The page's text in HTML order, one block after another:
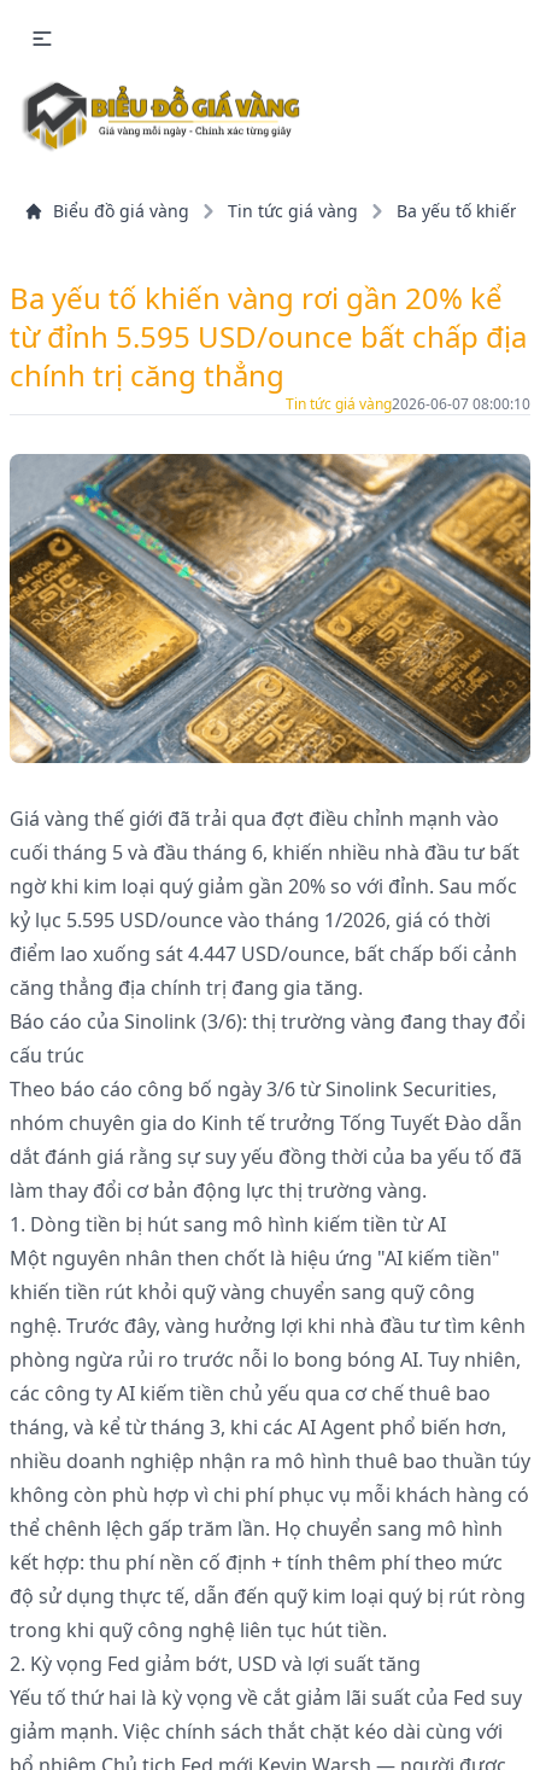
Biểu đồ giá vàng Tin tức giá vàng Ba yếu tố khiến
Ba yếu tố khiến vàng rơi gần 20% kể
từ đỉnh 5.595 USD/ounce bất chấp địa
chính trị căng thẳng
Tin tức giá vàng2026-06-07 08:00:10
Giá vàng thế giới đã trải qua đợt điều chỉnh mạnh vào
cuối tháng 5 và đầu tháng 6, khiến nhiều nhà đầu tư bất
ngờ khi kim loại quý giảm gần 20% so với đỉnh. Sau mốc
kỷ lục 5.595 USD/ounce vào tháng 1/2026, giá có thời
điểm lao xuống sát 4.447 USD/ounce, bất chấp bối cảnh
căng thẳng địa chính trị đang gia tăng.
Báo cáo của Sinolink (3/6): thị trường vàng đang thay đổi
cấu trúc
Theo báo cáo công bố ngày 3/6 từ Sinolink Securities,
nhóm chuyên gia do Kinh tế trưởng Tống Tuyết Đào dẫn
dắt đánh giá rằng sự suy yếu đồng thời của ba yếu tố đã
làm thay đổi cơ bản động lực thị trường vàng.
1. Dòng tiền bị hút sang mô hình kiếm tiền từ AI
Một nguyên nhân then chốt là hiệu ứng "AI kiếm tiền"
khiến tiền rút khỏi quỹ vàng chuyển sang quỹ công
nghệ. Trước đây, vàng hưởng lợi khi nhà đầu tư tìm kênh
phòng ngừa rủi ro trước nỗi lo bong bóng AI. Tuy nhiên,
các công ty AI kiếm tiền chủ yếu qua cơ chế thuê bao
tháng, và kể từ tháng 3, khi các AI Agent phổ biến hơn,
nhiều doanh nghiệp nhận ra mô hình thuê bao thuần túy
không còn phù hợp vì chi phí phục vụ mỗi khách hàng có
thể chênh lệch gấp trăm lần. Họ chuyển sang mô hình
kết hợp: thu phí nền cố định + tính thêm phí theo mức
độ sử dụng thực tế, dẫn đến quỹ kim loại quý bị rút ròng
trong khi quỹ công nghệ liên tục hút tiền.
2. Kỳ vọng Fed giảm bớt, USD và lợi suất tăng
Yếu tố thứ hai là kỳ vọng về cắt giảm lãi suất của Fed suy
giảm mạnh. Việc chính sách thắt chặt kéo dài cùng với